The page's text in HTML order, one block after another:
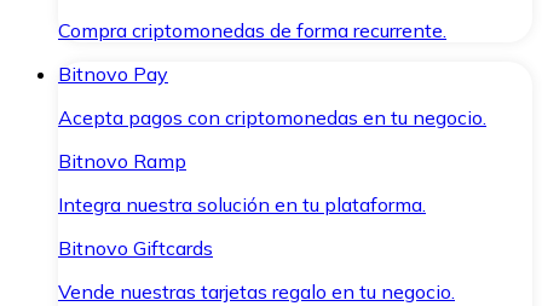
Compra criptomonedas de forma recurrente.
Bitnovo Pay
Acepta pagos con criptomonedas en tu negocio.
Bitnovo Ramp
Integra nuestra solución en tu plataforma.
Bitnovo Giftcards
Vende nuestras tarjetas regalo en tu negocio.